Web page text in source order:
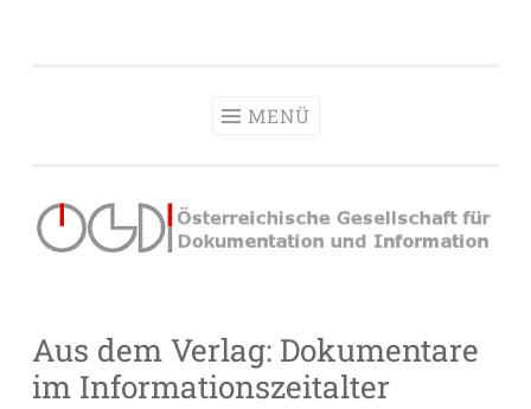
MENÜ
Aus dem Verlag: Dokumentare
im Informationszeitalter